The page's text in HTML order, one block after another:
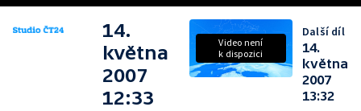
14.
května
2007
12:33
Video není
k dispozici
Další díl
14.
května
2007
13:32